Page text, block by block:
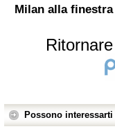
Milan alla finestra
Possono